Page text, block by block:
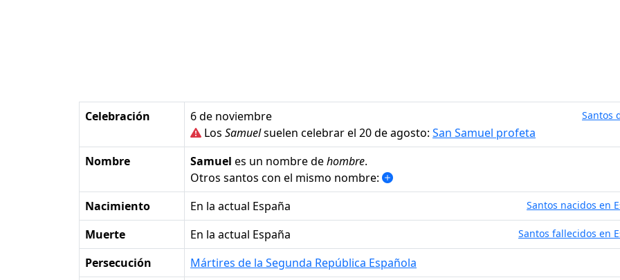
Celebración 6 de noviembre Santos
Los Samuelsuelen celebrar el 20 de agosto: San Samuel profeta
Nombre
Samuel es un nombre dehombre.
Otros santos con el mismo nombre:
Nacimiento
en la actual España Santos nacidos en
Muerte en la actual España Santos fallecidos en
Persecución Mártires de la Segunda República Española